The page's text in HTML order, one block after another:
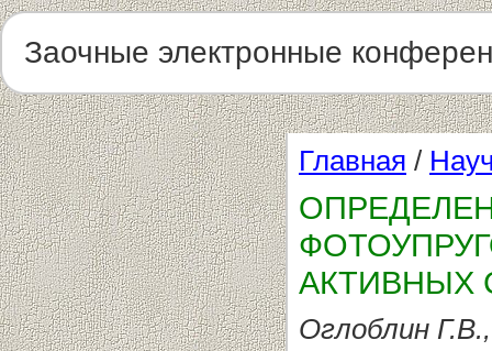
Заочные электронные
Главная /
АКТИВНЫХ
Оглоблин